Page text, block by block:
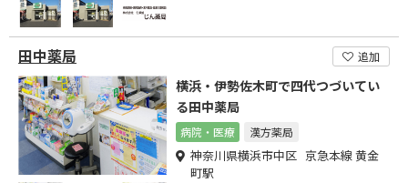
田中薬局 追加
横浜・伊勢佐木町で四代つづいてい
る田中薬局
病院・医療 漢方薬局
神奈川県横浜市中区 京急本線 黄金
町駅